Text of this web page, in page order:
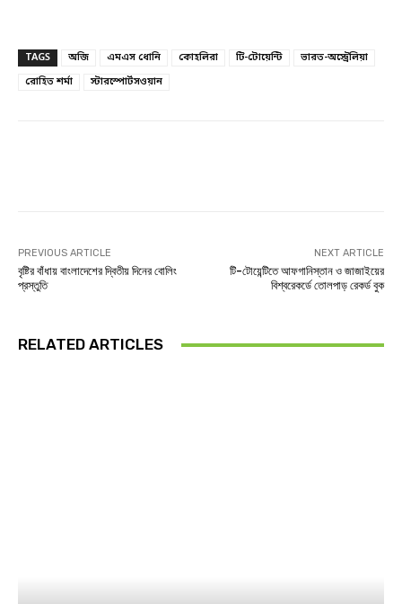
TAGS অজি এমএস ধোনি কোহলিরা টি-টোয়েন্টি
ভারত-অস্ট্রেলিয়া
রোহিত শর্মা
স্টারস্পোর্টসওয়ান
PREVIOUS ARTICLE
বৃষ্টির বাঁধায় বাংলাদেশের দ্বিতীয় দিনের বোলিং
প্রস্তুতি
NEXT ARTICLE
টি-টোয়েন্টিতে আফগানিস্তান ও জাজাইয়ের
বিশ্বরেকর্ডে তোলপাড় রেকর্ড বুক
RELATED ARTICLES